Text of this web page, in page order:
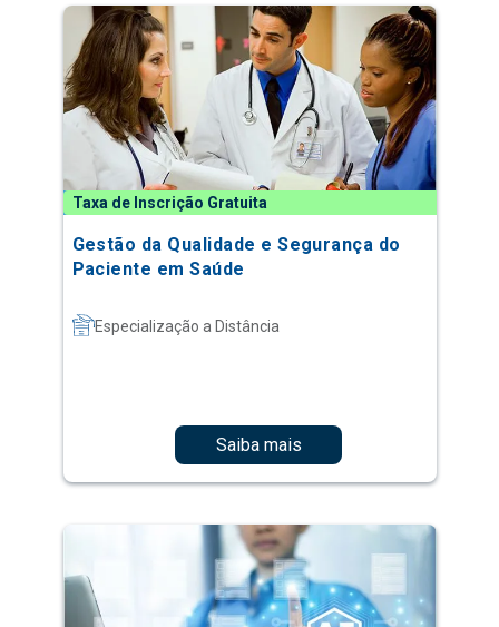
Taxa de Inscrição Gratuita
Gestão da Qualidade e Segurança do
Paciente em Saúde
Especialização a Distância
Saiba mais